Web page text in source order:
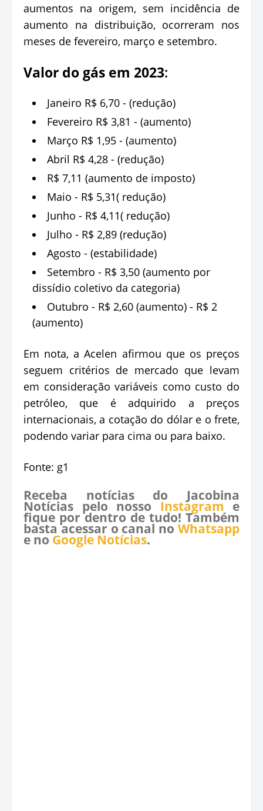
aumentos na origem, sem incidência de
aumento na distribuição, ocorreram nos
meses de fevereiro, março e setembro.
Valor do gás em 2023:
Janeiro R$ 6,70 - (redução)
Fevereiro R$ 3,81 - (aumento)
Março R$ 1,95 - (aumento)
Abril R$ 4,28 - (redução)
R$ 7,11 (aumento de imposto)
Maio - R$ 5,31( redução)
Junho - R$ 4,11( redução)
Julho - R$ 2,89 (redução)
Agosto - (estabilidade)
Setembro - R$ 3,50 (aumento por
dissídio coletivo da categoria)
Outubro - R$ 2,60 (aumento) - R$ 2
(aumento)
Em nota, a Acelen afirmou que os preços
seguem critérios de mercado que levam
em consideração variáveis como custo do
petróleo, que é adquirido a preços
internacionais, a cotação do dólar e o frete,
podendo variar para cima ou para baixo.
Fonte: g1
Receba notícias do Jacobina
Notícias pelo nosso Instagram e
fique por dentro de tudo! Também
basta acessar o canal no Whatsapp
e no Google Notícias.